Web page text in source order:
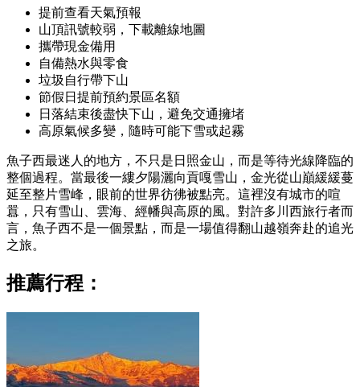
提前查看天氣預報
山頂訊號較弱，下載離線地圖
攜帶現金備用
自備熱水與零食
垃圾自行帶下山
節假日提前預約景區名額
日落結束後盡快下山，避免交通擁堵
高原氣候多變，隨時可能下雪或起霧
魚子西最迷人的地方，不只是日照金山，而是等待光線降臨的
整個過程。當最後一縷夕陽灑向貢嘎雪山，金光從山巔緩緩蔓
延至整片雪峰，眼前的世界彷彿被點亮。這裡沒有城市的喧
囂，只有雪山、雲海、經幡與高原的風。對許多川西旅行者而
言，魚子西不是一個景點，而是一場值得翻山越嶺奔赴的追光
之旅。
推薦行程：